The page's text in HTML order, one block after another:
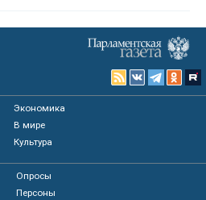
Экономика
В мире
Культура
Опросы
Персоны